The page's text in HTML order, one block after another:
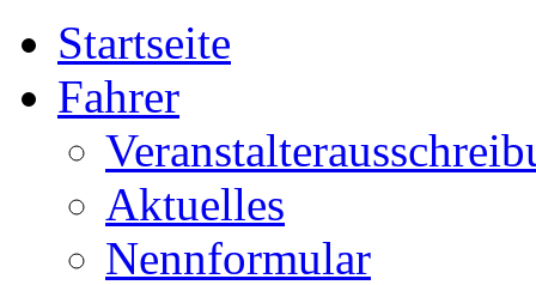
Startseite
Fahrer
Aktuelles
Nennformular